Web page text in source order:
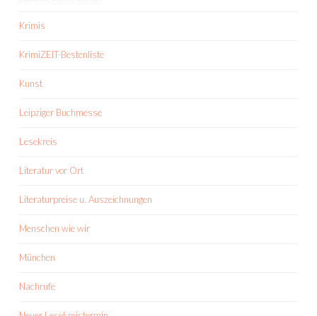
Krimis
KrimiZEIT-Bestenliste
Kunst
Leipziger Buchmesse
Lesekreis
Literatur vor Ort
Literaturpreise u. Auszeichnungen
Menschen wie wir
München
Nachrufe